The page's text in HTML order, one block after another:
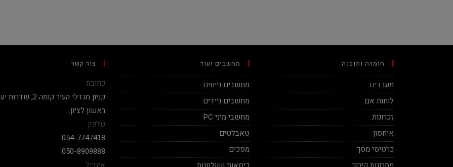
חומרה ותוכנה
מעבדים
לוחות אם
זכרונות
איחסון
כרטיסי מסך
מחשבים ועוד
מחשבים נייחים
מחשבים ניידים
מחשבי מיני PC
טאבלטים
מסכים
צור קשר
כתובת
ראשון לציון.
טלפון
054-7747418
050-8909888